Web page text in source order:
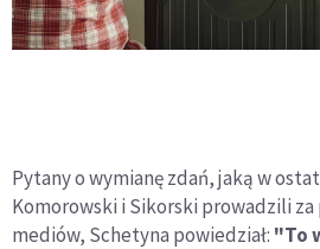
Pytany o wymianę zdań, jaką w
Komorowski i Sikorski prowadzili
mediów, Schetyna powiedział: "To